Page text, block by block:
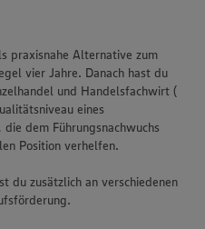
praxisnahe Alternative zum
vier Jahre. Danach hast du
und Handelsfachwirt (
eines
dem Führungsnachwuchs
Position verhelfen.
du zusätzlich an verschiedenen